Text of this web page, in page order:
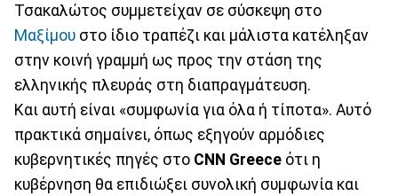
Τσακαλώτος συμμετείχαν σε σύσκεψη στο
Μαξίμου στο ίδιο τραπέζι και μάλιστα κατέληξαν
στην κοινή γραμμή ως προς την στάση της
ελληνικής πλευράς στη διαπραγμάτευση.
Και αυτή είναι «συμφωνία για όλα ή τίποτα». Αυτό
πρακτικά σημαίνει, όπως εξηγούν αρμόδιες
κυβερνητικές πηγές στο CΝΝ Greece ότι η
κυβέρνηση θα επιδιώξει συνολική συμφωνία και